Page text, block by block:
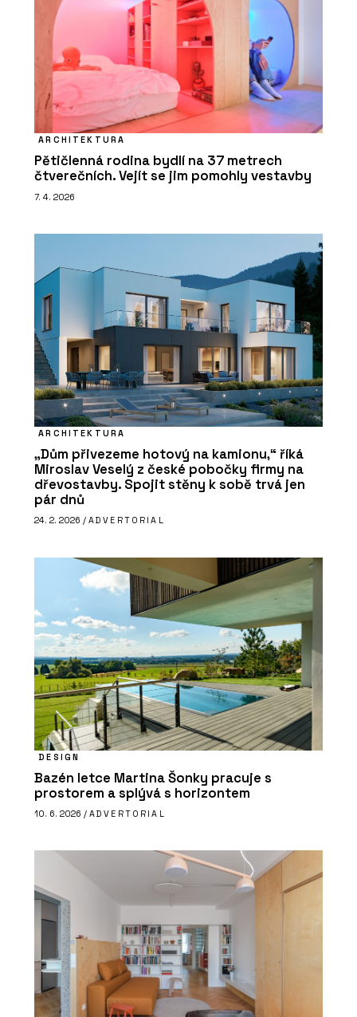
ARCHITEKTURA
Pětičlenná rodina bydlí na 37 metrech
čtverečních. Vejít se jim pomohly vestavby
7. 4. 2026
ARCHITEKTURA
„Dům přivezeme hotový na kamionu,“ říká
Miroslav Veselý z české pobočky firmy na
dřevostavby. Spojit stěny k sobě trvá jen
pár dnů
24. 2. 2026 / ADVERTORIAL
DESIGN
Bazén letce Martina Šonky pracuje s
prostorem a splývá s horizontem
10. 6. 2026 / ADVERTORIAL